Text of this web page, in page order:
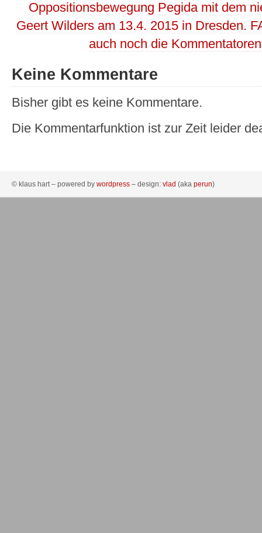
Oppositionsbewegung Pegida mit dem
Geert Wilders am 13.4. 2015 in Dresden.
auch noch die
Keine Kommentare
Bisher gibt es keine Kommentare.
Die Kommentarfunktion ist zur Zeit leider
© klaus hart – powered by wordpress – design: vlad (aka perun)